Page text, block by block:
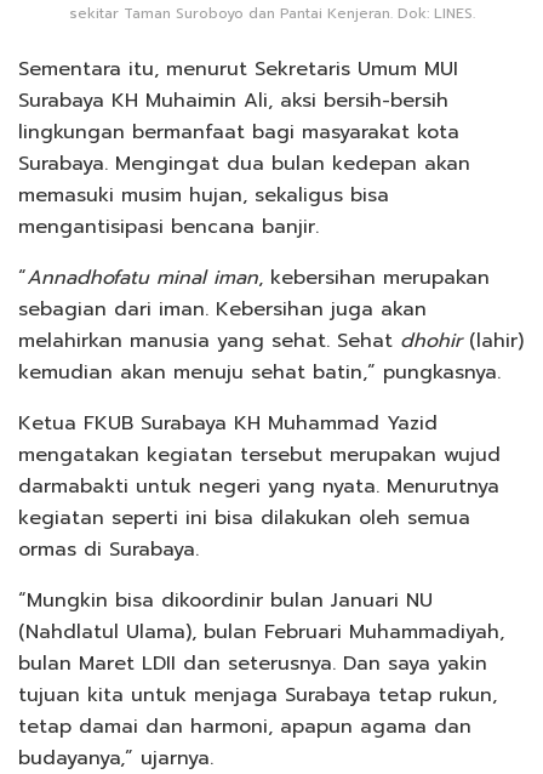
sekitar Taman Suroboyo dan Pantai Kenjeran. Dok: LINES.
Sementara itu, menurut Sekretaris Umum MUI
Surabaya KH Muhaimin Ali, aksi bersih-bersih
lingkungan bermanfaat bagi masyarakat kota
Surabaya. Mengingat dua bulan kedepan akan
memasuki musim hujan, sekaligus bisa
mengantisipasi bencana banjir.
“Annadhofatu minal iman, kebersihan merupakan
sebagian dari iman. Kebersihan juga akan
melahirkan manusia yang sehat. Sehat dhohir(lahir)
kemudian akan menuju sehat batin,” pungkasnya.
Ketua FKUB Surabaya KH Muhammad Yazid
mengatakan kegiatan tersebut merupakan wujud
darmabakti untuk negeri yang nyata. Menurutnya
kegiatan seperti ini bisa dilakukan oleh semua
ormas di Surabaya.
“Mungkin bisa dikoordinir bulan Januari NU
(Nahdlatul Ulama), bulan Februari Muhammadiyah,
bulan Maret LDII dan seterusnya. Dan saya yakin
tujuan kita untuk menjaga Surabaya tetap rukun,
tetap damai dan harmoni, apapun agama dan
budayanya,” ujarnya.